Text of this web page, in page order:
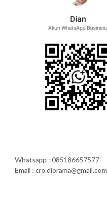
Whatsapp : 085186657577
Email : cro.diorama@gmail.com